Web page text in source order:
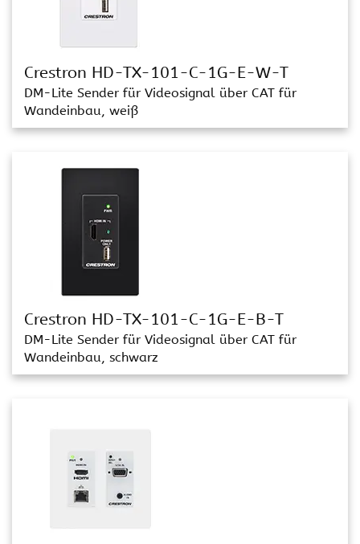
Crestron HD-TX-101-C-1G-E-W-T
DM-Lite Sender für Videosignal über CAT für
Wandeinbau, weiß
Crestron HD-TX-101-C-1G-E-B-T
DM-Lite Sender für Videosignal über CAT für
Wandeinbau, schwarz